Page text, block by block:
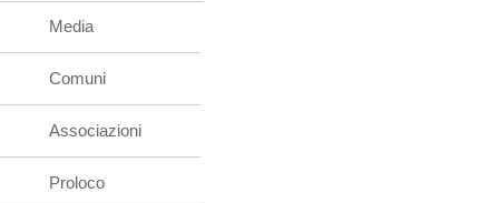
Media
Comuni
Associazioni
Proloco